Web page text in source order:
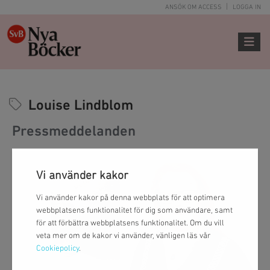
Vi använder kakor
Vi använder kakor på denna webbplats för att optimera
webbplatsens funktionalitet för dig som användare, samt
för att förbättra webbplatsens funktionalitet. Om du vill
veta mer om de kakor vi använder, vänligen läs vår
Cookiepolicy.
ANSÖK OM ACCESS LOGGA IN
Toggle
Louise Lindblom
Pressmeddelanden